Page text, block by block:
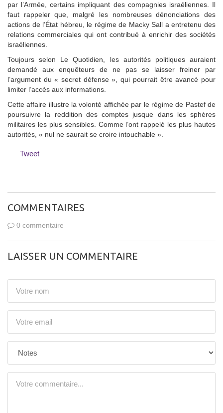
par l’Armée, certains impliquant des compagnies israéliennes. Il
faut rappeler que, malgré les nombreuses dénonciations des
actions de l’État hébreu, le régime de Macky Sall a entretenu des
relations commerciales qui ont contribué à enrichir des sociétés
israéliennes.
Toujours selon Le Quotidien, les autorités politiques auraient
demandé aux enquêteurs de ne pas se laisser freiner par
l’argument du « secret défense », qui pourrait être avancé pour
limiter l’accès aux informations.
Cette affaire illustre la volonté affichée par le régime de Pastef de
poursuivre la reddition des comptes jusque dans les sphères
militaires les plus sensibles. Comme l’ont rappelé les plus hautes
autorités, « nul ne saurait se croire intouchable ».
Tweet
COMMENTAIRES
0 commentaire
LAISSER UN COMMENTAIRE